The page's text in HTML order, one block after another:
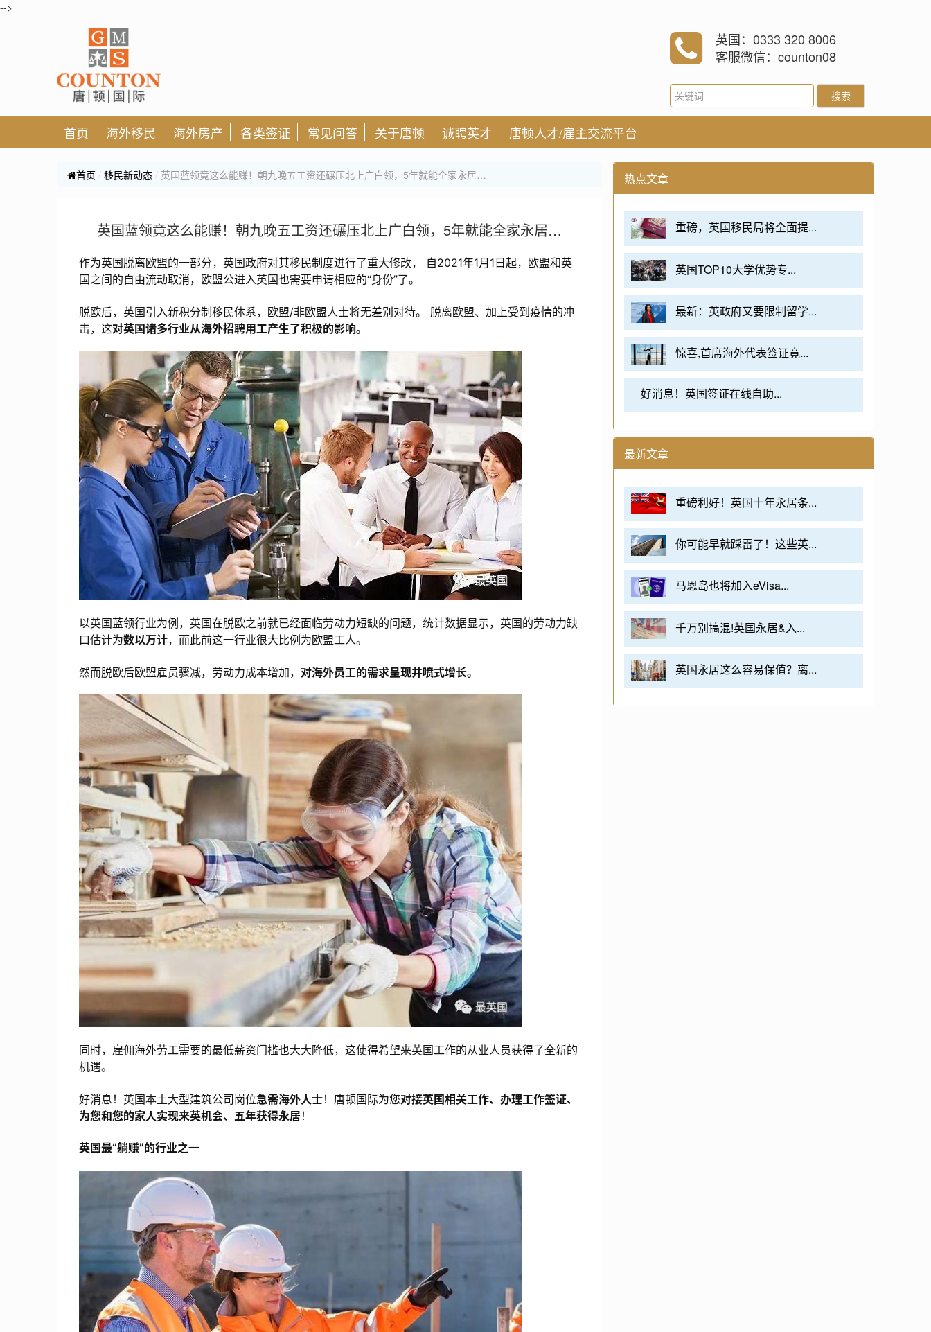
-->
英国：0333 320 8006
客服微信：counton08
搜索
首页 海外移民 海外房产 各类签证 常见问答 关于唐顿 诚聘英才 唐顿人才/雇主交流平台
首页 移民新动态 英国蓝领竟这么能赚！朝九晚五工资还碾压北上广白领，5年就能全家永居…
英国蓝领竟这么能赚！朝九晚五工资还碾压北上广白领，5年就能全家永居…
作为英国脱离欧盟的一部分，英国政府对其移民制度进行了重大修改， 自2021年1月1日起，欧盟和英
国之间的自由流动取消，欧盟公进入英国也需要申请相应的“身份”了。
脱欧后，英国引入新积分制移民体系，欧盟/非欧盟人士将无差别对待。 脱离欧盟、加上受到疫情的冲
击，这对英国诸多行业从海外招聘用工产生了积极的影响。
以英国蓝领行业为例，英国在脱欧之前就已经面临劳动力短缺的问题，统计数据显示，英国的劳动力缺
口估计为数以万计，而此前这一行业很大比例为欧盟工人。
然而脱欧后欧盟雇员骤减，劳动力成本增加， 对海外员工的需求呈现井喷式增长。
同时，雇佣海外劳工需要的最低薪资门槛也大大降低，这使得希望来英国工作的从业人员获得了全新的
机遇。
好消息！英国本土大型建筑公司岗位急需海外人士！唐顿国际为您对接英国相关工作、办理工作签证、
为您和您的家人实现来英机会、五年获得永居！
英国最“躺赚”的行业之一
热点文章
重磅，英国移民局将全面提...
英国TOP10大学优势专...
最新：英政府又要限制留学...
惊喜,首席海外代表签证竟...
好消息！英国签证在线自助...
最新文章
重磅利好！英国十年永居条...
你可能早就踩雷了！这些英...
马恩岛也将加入eVisa...
千万别搞混!英国永居&入...
英国永居这么容易保值？离...